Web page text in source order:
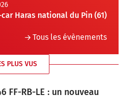
Haras national du Pin (61)
Tous les évènements
PLUS VUS
FF-RB-LE : un nouveau